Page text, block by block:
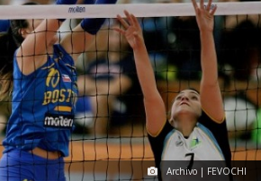
Archivo | FEVOCHI